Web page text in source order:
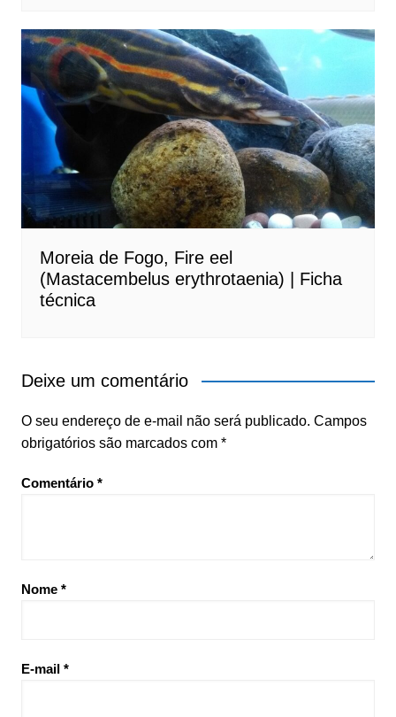
Moreia de Fogo, Fire eel
(Mastacembelus erythrotaenia) | Ficha
técnica
Deixe um comentário
O seu endereço de e-mail não será publicado. Campos
obrigatórios são marcados com *
Comentário *
Nome *
E-mail *